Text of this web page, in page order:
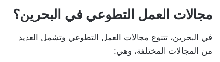
مجالات العمل التطوعي في البحرين؟
في البحرين، تتنوع مجالات العمل التطوعي وتشمل العديد
من المجالات المختلفة، وهي: